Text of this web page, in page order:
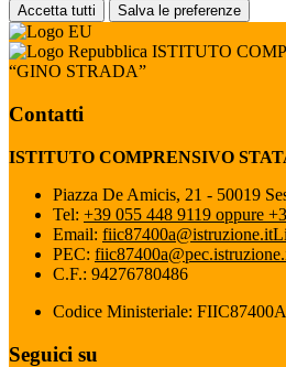
Accetta tutti Salva le preferenze
ISTITUTO
“GINO STRADA”
Contatti
ISTITUTO COMPRENSIVO
Piazza De Amicis, 21 - 50019
Tel: +39 055 448 9119 oppure
Email: fiic87400a@istruzione.it
PEC:
C.F.: 94276780486
Codice Ministeriale: FIIC87400A
Seguici su